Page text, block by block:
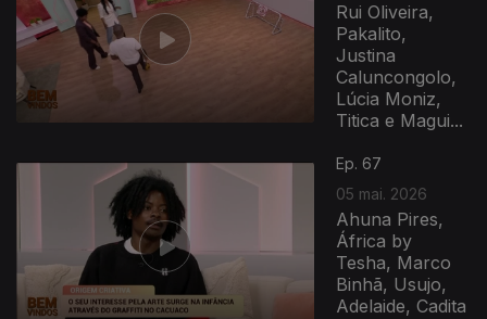
Rui Oliveira,
Pakalito,
Justina
Caluncongolo,
Lúcia Moniz,
Titica e Magui...
Ep. 67
05 mai. 2026
Ahuna Pires,
África by
Tesha, Marco
Binhã, Usujo,
Adelaide, Cadita